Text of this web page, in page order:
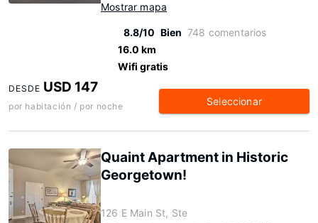
Mostrar mapa
8.8/10 Bien 748 comentarios
16.0 km
Wifi gratis
DESDE USD 147
por habitación / por noche Seleccionar
Quaint Apartment in Historic
Georgetown!
126 E Main St, Ste